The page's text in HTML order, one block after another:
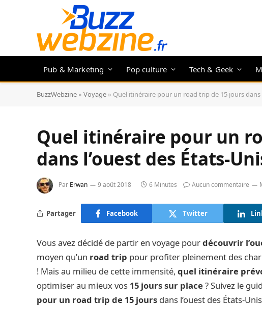
Pub & Marketing Pop culture Tech & Geek
BuzzWebzine » Voyage » Quel itinéraire pour un road trip de 15 jours dans
Quel itinéraire pour un
dans l’ouest des États-
Par Erwan 9 août 2018 6 Minutes Aucun commentaire
Partager Facebook Twitter
Vous avez décidé de partir en voyage pourdécouvrir
moyen qu’un road trip pour profiter pleinement des
! Mais au milieu de cette immensité, quel itinéraire
optimiser au mieux vos 15 jours sur place ? Suivez le
pour un road trip de 15 jours dans l’ouest des États-